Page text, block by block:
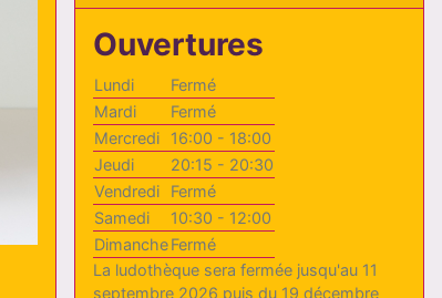
Ouvertures
Lundi
Fermé
Mardi
Fermé
Mercredi
16:00 - 18:00
Jeudi
20:15 - 20:30
Vendredi
Fermé
Samedi
10:30 - 12:00
DimancheFermé
La ludothèque sera fermée jusqu'au 11
septembre 2026 puis du 19 décembre